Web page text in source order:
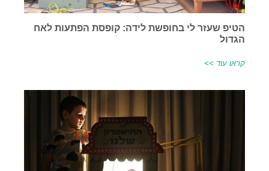
הטיפ שעזר לי בחופשת לידה: קופסת הפתעות לאח
הגדול
קראו עוד >>